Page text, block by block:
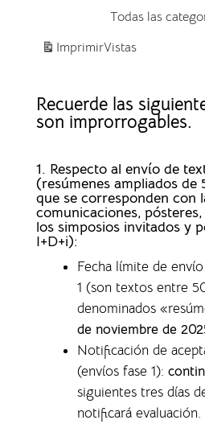
Todas las
ImprimirVistas
Recuerde las
son improrrogables.
1. Respecto al envío de
(resúmenes ampliados
que se corresponden con
comunicaciones,
los simposios invitados y
I+D+i):
Fecha límite de
1 (son textos entre
denominados
de noviembre de
Notificación de
(envíos fase 1):
siguientes tres días
notificará evaluación.